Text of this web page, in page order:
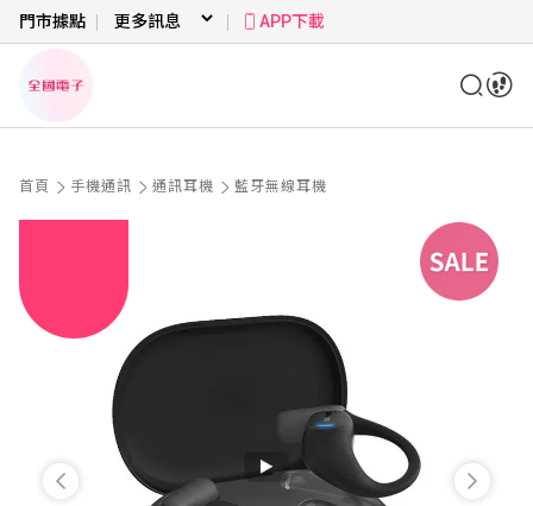
門市據點 APP下載
首頁 手機通訊 通訊耳機 藍牙無線耳機